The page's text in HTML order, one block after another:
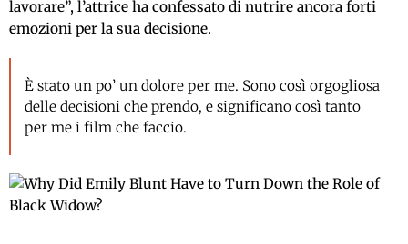
lavorare”, l’attrice ha confessato di nutrire ancora forti
emozioni per la sua decisione.
È stato un po’ un dolore per me. Sono così orgogliosa
delle decisioni che prendo, e significano così tanto
per me i film che faccio.